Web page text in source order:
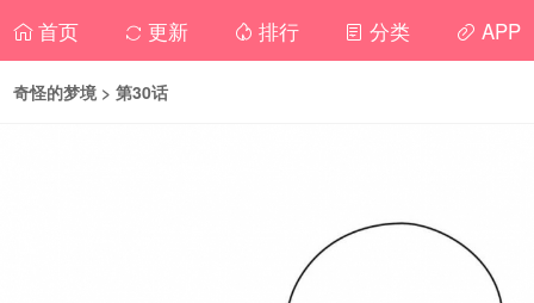
首页 更新 排行 分类 APP
奇怪的梦境 > 第30话